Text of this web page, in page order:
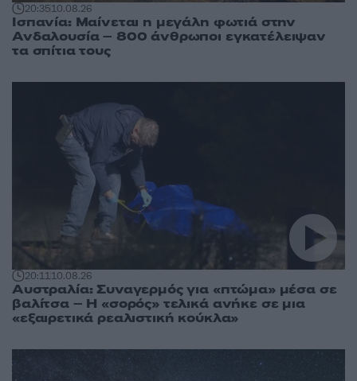
20:3510.08.26
Ισπανία: Μαίνεται η μεγάλη φωτιά στην
Ανδαλουσία – 800 άνθρωποι εγκατέλειψαν
τα σπίτια τους
20:1110.08.26
Αυστραλία: Συναγερμός για «πτώμα» μέσα σε
βαλίτσα – Η «σορός» τελικά ανήκε σε μια
«εξαιρετικά ρεαλιστική κούκλα»